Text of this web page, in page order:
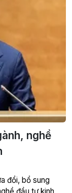
nghề
đổi, bổ sung
đầu tư kinh